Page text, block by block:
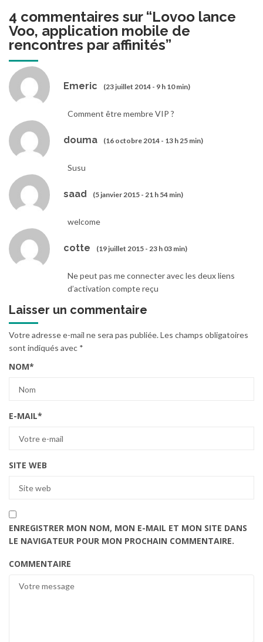
4 commentaires sur “Lovoo lance
Voo, application mobile de
rencontres par affinités”
Emeric (23 juillet 2014 - 9 h 10 min)
Comment être membre VIP ?
douma (16 octobre 2014 - 13 h 25 min)
Susu
saad (5 janvier 2015 - 21 h 54 min)
welcome
cotte (19 juillet 2015 - 23 h 03 min)
Ne peut pas me connecter avec les deux liens
d’activation compte reçu
Laisser un commentaire
Votre adresse e-mail ne sera pas publiée.Les champs obligatoires
sont indiqués avec *
NOM*
E-MAIL*
SITE WEB
ENREGISTRER MON NOM, MON E-MAIL ET MON SITE DANS
LE NAVIGATEUR POUR MON PROCHAIN COMMENTAIRE.
COMMENTAIRE